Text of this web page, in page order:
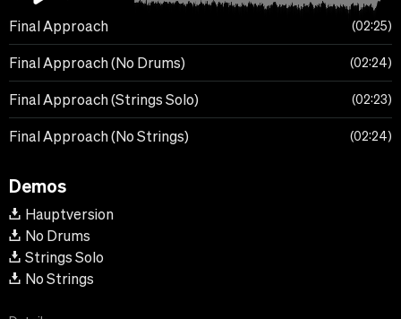
Final Approach 02:25
Final Approach (No Drums) 02:24
Final Approach (Strings Solo) 02:23
Final Approach (No Strings) 02:24
Demos
Hauptversion
No Drums
Strings Solo
No Strings